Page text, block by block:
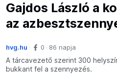
Gajdos László a
az
hvg.hu 0 86 napja
A tárcavezető szerint 300
bukkant fel a szennyezés.